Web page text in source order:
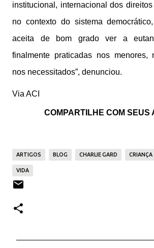
institucional, internacional dos
no contexto do sistema
aceita de bom grado ver a
finalmente praticadas nos menores,
nos necessitados”, denunciou.
Via ACI
COMPARTILHE COM SEUS
ARTIGOS BLOG CHARLIE GARD CRIANÇA
VIDA